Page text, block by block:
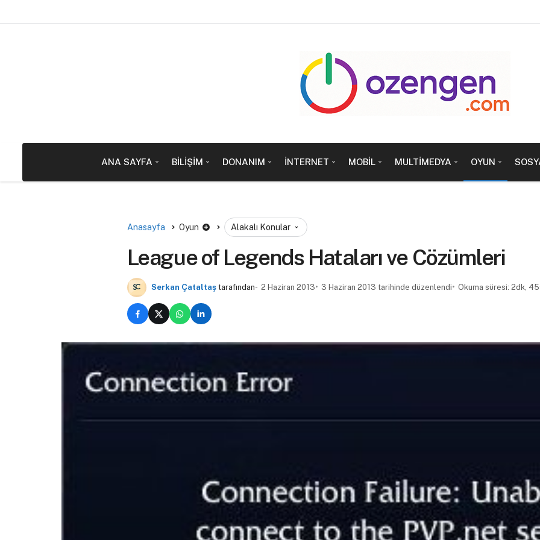
ANA SAYFA BILIŞIM DONANIM İNTERNET MOBIL MULTIMEDYA OYUN
Anasayfa Oyun Alakalı Konular
League of Legends Hataları ve Cözümleri
Serkan Çataltaş tarafından 2 Haziran 2013 3 Haziran 2013 tarihinde düzenlendi Okuma süresi: 2dk,